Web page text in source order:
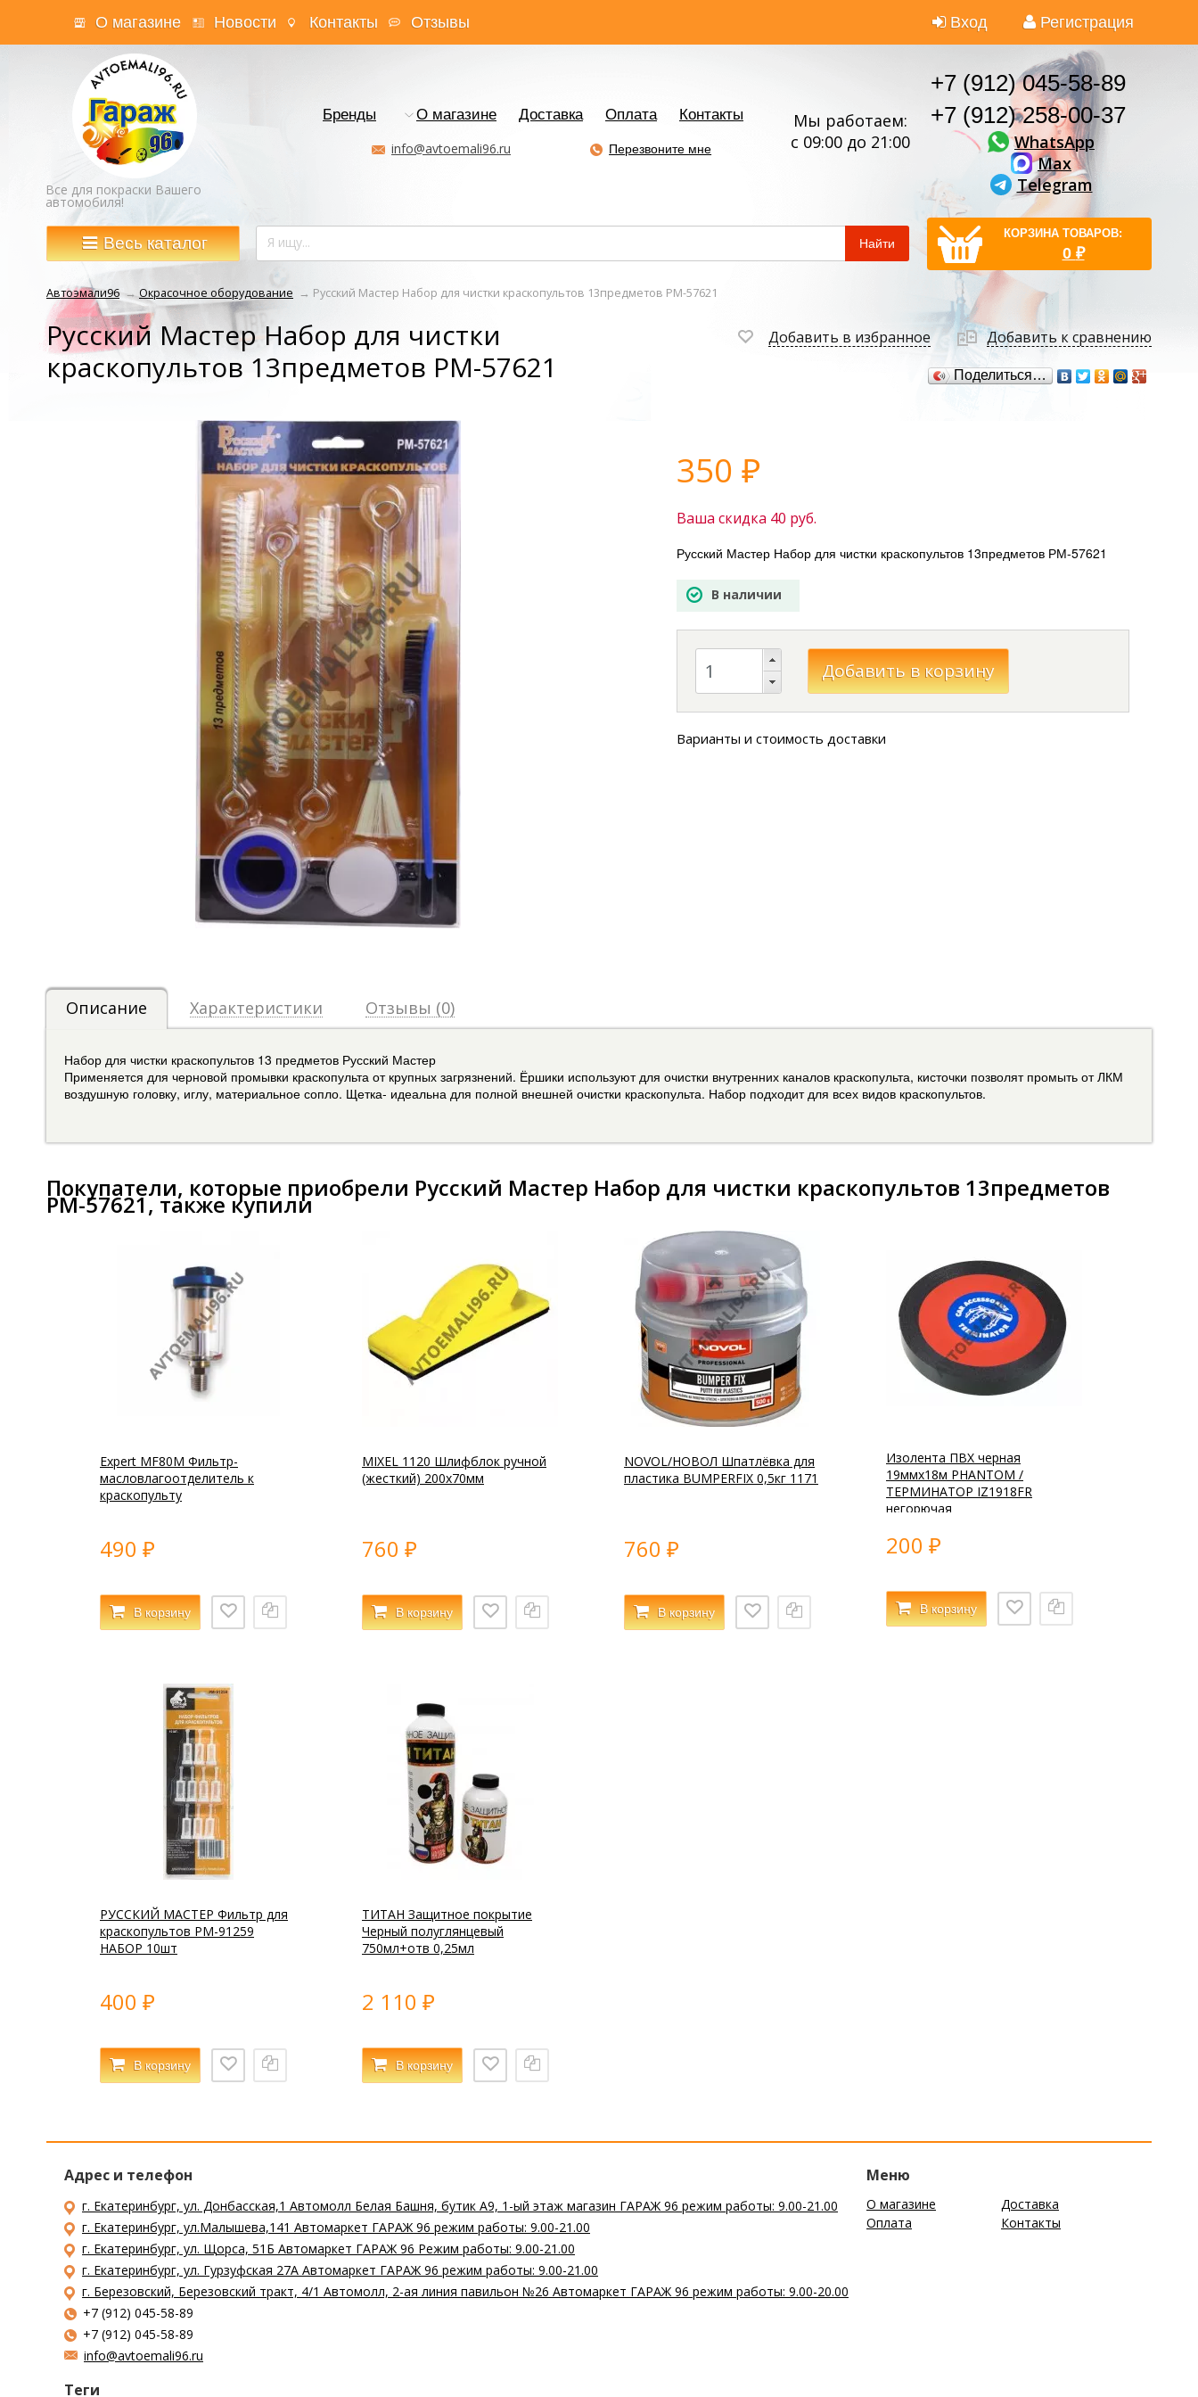
Вход Регистрация
О магазине Новости Контакты Отзывы
Все для покраски Вашего
автомобиля!
Бренды О магазине Доставка Оплата
Контакты
info@avtoemali96.ru
Перезвоните мне
Мы работаем:
с 09:00 до 21:00
+7 (912) 045-58-89
+7 (912) 258-00-37
WhatsApp
Max
Telegram
Весь каталог Найти
КОРЗИНА ТОВАРОВ:
0 ₽
Автоэмали96 → Окрасочное оборудование → Русский Мастер Набор для чистки краскопультов 13предметов РМ-57621
Русский Мастер Набор для чистки
краскопультов 13предметов РМ-57621
Добавить в избранное Добавить к сравнению
Поделиться…
350 ₽
Ваша скидка 40 руб.
Русский Мастер Набор для чистки краскопультов 13предметов РМ-57621
В наличии
Варианты и стоимость доставки
Описание Характеристики Отзывы (0)
Набор для чистки краскопультов 13 предметов Русский Мастер
Применяется для черновой промывки краскопульта от крупных загрязнений. Ёршики используют для очистки внутренних каналов краскопульта, кисточки позволят промыть от ЛКМ
воздушную головку, иглу, материальное сопло. Щетка- идеальна для полной внешней очистки краскопульта. Набор подходит для всех видов краскопультов.
Покупатели, которые приобрели Русский Мастер Набор для чистки краскопультов 13предметов
РМ-57621, также купили
Expert MF80M Фильтр-
масловлагоотделитель к
краскопульту
490 ₽
В корзину
MIXEL 1120 Шлифблок ручной
(жесткий) 200х70мм
760 ₽
В корзину
NOVOL/НОВОЛ Шпатлёвка для
пластика BUMPERFIX 0,5кг 1171
760 ₽
В корзину
Изолента ПВХ черная
19ммх18м PHANTOM /
ТЕРМИНАТОР IZ1918FR
негорючая
200 ₽
В корзину
РУССКИЙ МАСТЕР Фильтр для
краскопультов РМ-91259
НАБОР 10шт
400 ₽
В корзину
ТИТАН Защитное покрытие
Черный полуглянцевый
750мл+отв 0,25мл
2 110 ₽
В корзину
Адрес и телефон
г. Екатеринбург, ул. Донбасская,1 Автомолл Белая Башня, бутик А9, 1-ый этаж магазин ГАРАЖ 96 режим работы: 9.00-21.00
г. Екатеринбург, ул.Малышева,141 Автомаркет ГАРАЖ 96 режим работы: 9.00-21.00
г. Екатеринбург, ул. Щорса, 51Б Автомаркет ГАРАЖ 96 Режим работы: 9.00-21.00
г. Екатеринбург, ул. Гурзуфская 27А Автомаркет ГАРАЖ 96 режим работы: 9.00-21.00
г. Березовский, Березовский тракт, 4/1 Автомолл, 2-ая линия павильон №26 Автомаркет ГАРАЖ 96 режим работы: 9.00-20.00
+7 (912) 045-58-89
+7 (912) 045-58-89
info@avtoemali96.ru
Теги
Меню
О магазине
Доставка
Оплата
Контакты